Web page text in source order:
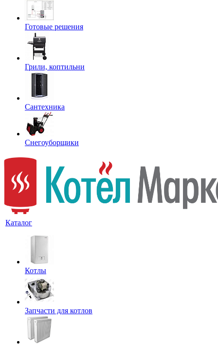
Готовые решения
Грили, коптильни
Сантехника
Снегоуборщики
Каталог
Котлы
Запчасти для котлов